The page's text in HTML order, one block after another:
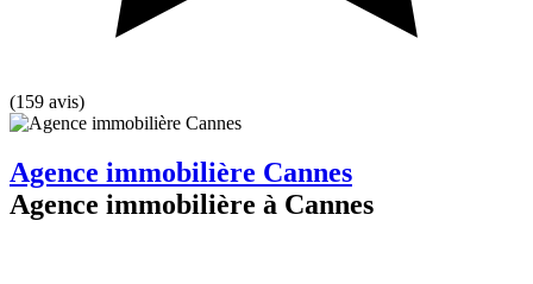
(159 avis)
Agence immobilière Cannes
Agence immobilière à Cannes